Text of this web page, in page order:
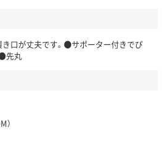
口が丈夫です。●サポーター付きでぴ
先丸
）